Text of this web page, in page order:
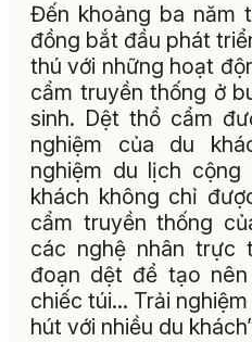
Đến khoảng ba năm
đồng bắt đầu phát
thú với những hoạt
cẩm truyền thống ở
sinh. Dệt thổ cẩm
nghiệm của du
nghiệm du lịch
khách không chỉ
cẩm truyền thống
các nghệ nhân trực
đoạn dệt để tạo
chiếc túi... Trải
hút với nhiều du